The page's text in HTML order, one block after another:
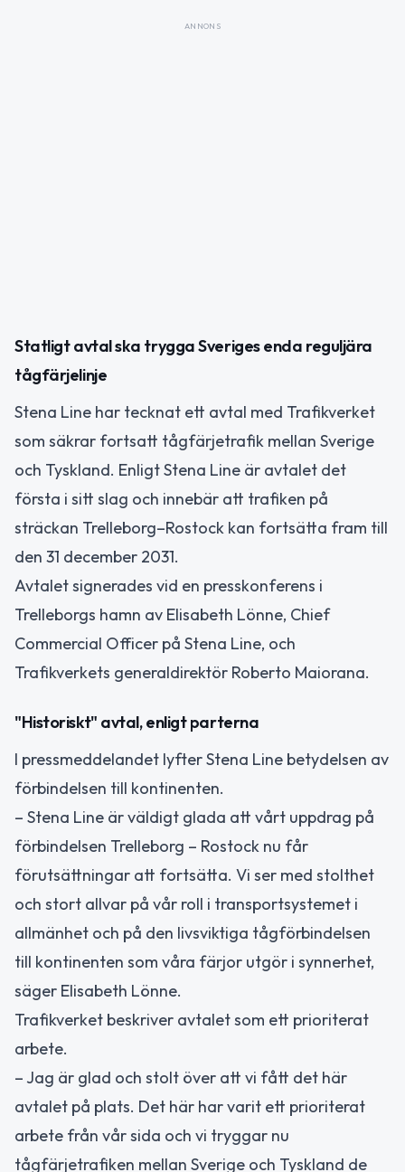
ANNONS
Statligt avtal ska trygga Sveriges enda reguljära
tågfärjelinje
Stena Line har tecknat ett avtal med Trafikverket
som säkrar fortsatt tågfärjetrafik mellan Sverige
och Tyskland. Enligt Stena Line är avtalet det
första i sitt slag och innebär att trafiken på
sträckan Trelleborg–Rostock kan fortsätta fram till
den 31 december 2031.
Avtalet signerades vid en presskonferens i
Trelleborgs hamn av Elisabeth Lönne, Chief
Commercial Officer på Stena Line, och
Trafikverkets generaldirektör Roberto Maiorana.
"Historiskt" avtal, enligt parterna
I pressmeddelandet lyfter Stena Line betydelsen av
förbindelsen till kontinenten.
– Stena Line är väldigt glada att vårt uppdrag på
förbindelsen Trelleborg – Rostock nu får
förutsättningar att fortsätta. Vi ser med stolthet
och stort allvar på vår roll i transportsystemet i
allmänhet och på den livsviktiga tågförbindelsen
till kontinenten som våra färjor utgör i synnerhet,
säger Elisabeth Lönne.
Trafikverket beskriver avtalet som ett prioriterat
arbete.
– Jag är glad och stolt över att vi fått det här
avtalet på plats. Det här har varit ett prioriterat
arbete från vår sida och vi tryggar nu
tågfärjetrafiken mellan Sverige och Tyskland de